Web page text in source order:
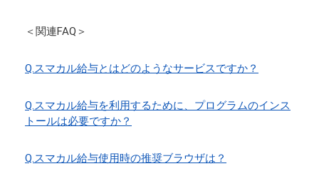
＜関連FAQ＞
Q.スマカル給与とはどのようなサービスですか？
Q.スマカル給与を利用するために、プログラムのインス
トールは必要ですか？
Q.スマカル給与使用時の推奨ブラウザは？